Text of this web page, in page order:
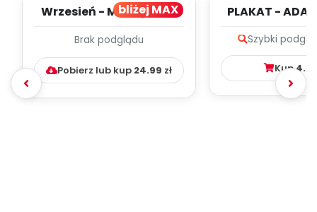
bliżej MAX
Wrzesień - MIESIĘCZNY
WYCHOWAWCZO –
DYDAKTYC...
Brak podglądu
Pobierz lub kup 24.99 zł
PLAKAT -
Szybki
Kup